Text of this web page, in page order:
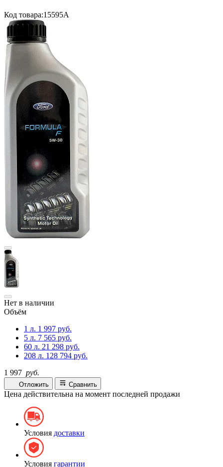
Код товара:15595A
Нет в наличии
Объём
1 л. 1 997 руб.
5 л. 7 565 руб.
60 л. 21 298 руб.
208 л. 128 794 руб.
1 997 руб.
Отложить Сравнить
Цена действительна на момент последней продажи
Условия доставки
Условия гарантии